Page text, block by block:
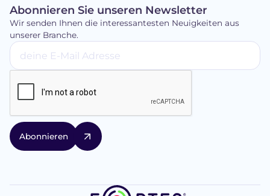
Abonnieren Sie unseren Newsletter
Wir senden Ihnen die interessantesten Neuigkeiten aus
unserer Branche.